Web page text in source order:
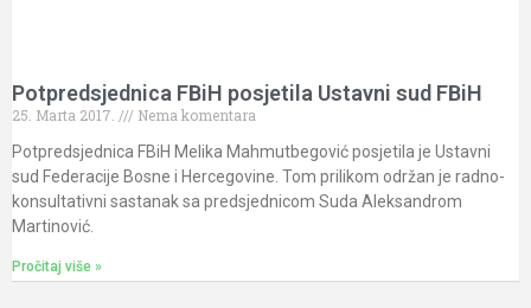
Potpredsjednica FBiH posjetila Ustavni sud FBiH
25. Marta 2017.
Nema komentara
Potpredsjednica FBiH Melika Mahmutbegović posjetila je Ustavni
sud Federacije Bosne i Hercegovine. Tom prilikom održan je radno-
konsultativni sastanak sa predsjednicom Suda Aleksandrom
Martinović.
Pročitaj više »